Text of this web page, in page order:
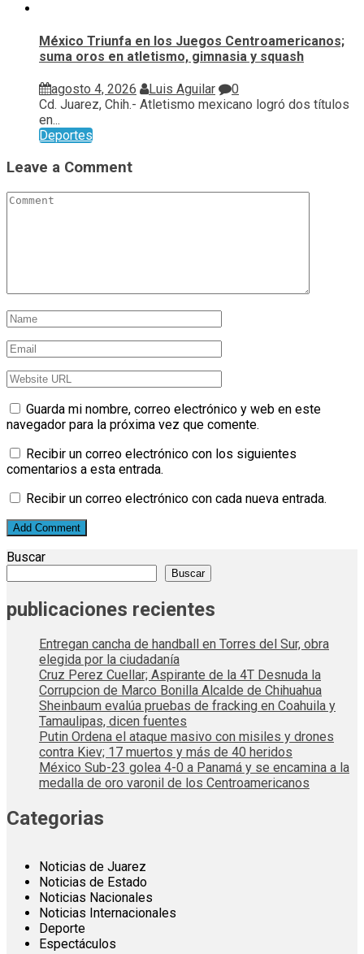
México Triunfa en los Juegos Centroamericanos;
suma oros en atletismo, gimnasia y squash
agosto 4, 2026 Luis Aguilar
0
Cd. Juarez, Chih.- Atletismo mexicano logró dos títulos
en...
Deportes
Leave a Comment
Guarda mi nombre, correo electrónico y web en este
navegador para la próxima vez que comente.
Recibir un correo electrónico con los siguientes
comentarios a esta entrada.
Recibir un correo electrónico con cada nueva entrada.
Buscar
Buscar
publicaciones recientes
Entregan cancha de handball en Torres del Sur, obra
elegida por la ciudadanía
Cruz Perez Cuellar; Aspirante de la 4T Desnuda la
Corrupcion de Marco Bonilla Alcalde de Chihuahua
Sheinbaum evalúa pruebas de fracking en Coahuila y
Tamaulipas, dicen fuentes
Putin Ordena el ataque masivo con misiles y drones
contra Kiev; 17 muertos y más de 40 heridos
México Sub-23 golea 4-0 a Panamá y se encamina a la
medalla de oro varonil de los Centroamericanos
Categorias
Noticias de Juarez
Noticias de Estado
Noticias Nacionales
Noticias Internacionales
Deporte
Espectáculos